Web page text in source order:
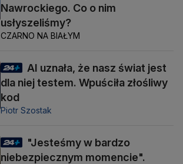
Nawrockiego. Co o nim
usłyszeliśmy?
CZARNO NA BIAŁYM
AI uznała, że nasz świat jest
dla niej testem. Wpuściła złośliwy
kod
Piotr Szostak
"Jesteśmy w bardzo
niebezpiecznym momencie".